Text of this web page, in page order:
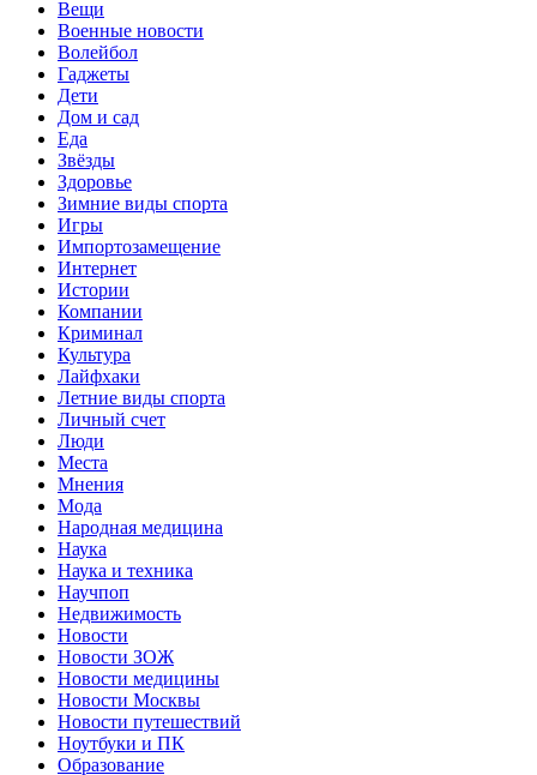
Вещи
Военные новости
Волейбол
Гаджеты
Дети
Дом и сад
Еда
Звёзды
Здоровье
Зимние виды спорта
Игры
Импортозамещение
Интернет
Истории
Компании
Криминал
Культура
Лайфхаки
Летние виды спорта
Личный счет
Люди
Места
Мнения
Мода
Народная медицина
Наука
Наука и техника
Научпоп
Недвижимость
Новости
Новости ЗОЖ
Новости медицины
Новости Москвы
Новости путешествий
Ноутбуки и ПК
Образование